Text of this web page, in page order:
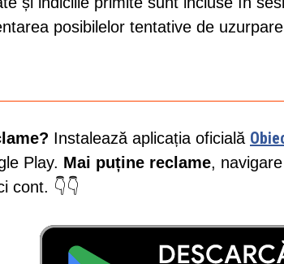
posibilelor tentative de
Instalează aplicația oficială
Play. Mai puține reclame,
cont. 👇👇